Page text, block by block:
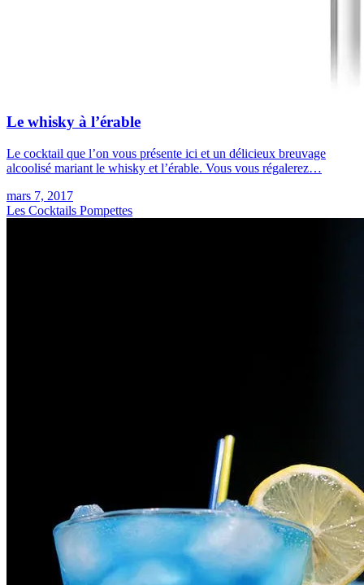
Le whisky à l’érable
Le cocktail que l’on vous présente ici et un délicieux breuvage
alcoolisé mariant le whisky et l’érable. Vous vous régalerez…
mars 7, 2017
Les Cocktails Pompettes